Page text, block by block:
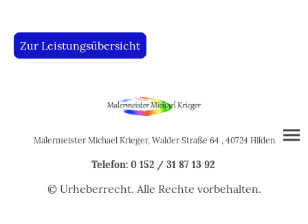
Zur Leistungsübersicht
Malermeister Michael Krieger, Walder Straße 64 , 40724 Hilden
Telefon: 0 152 / 31 87 13 92
© Urheberrecht. Alle Rechte vorbehalten.